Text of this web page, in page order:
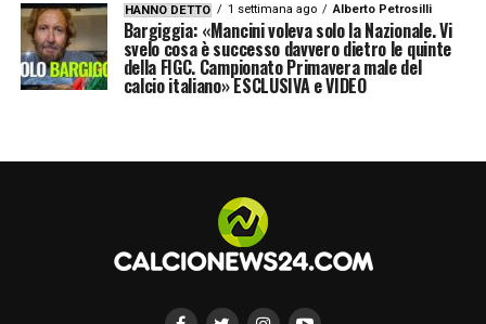
HANNO DETTO 1 settimana ago Alberto Petrosilli
Bargiggia: «Mancini voleva solo la Nazionale. Vi
svelo cosa è successo davvero dietro le quinte
della FIGC. Campionato Primavera male del
calcio italiano» ESCLUSIVA e VIDEO